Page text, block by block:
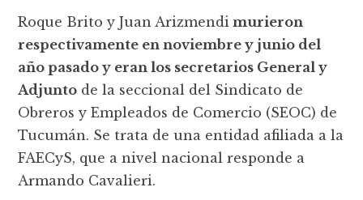
Roque Brito y Juan Arizmendi murieron
respectivamente en noviembre y junio del
año pasado y eran los secretarios General y
Adjunto de la seccional del Sindicato de
Obreros y Empleados de Comercio (SEOC) de
Tucumán. Se trata de una entidad afiliada a la
FAECyS, que a nivel nacional responde a
Armando Cavalieri.